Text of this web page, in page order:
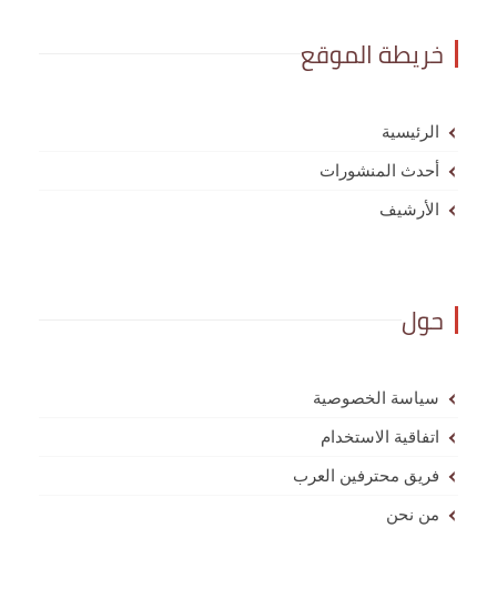
خريطة الموقع
الرئيسية
أحدث المنشورات
الأرشيف
حول
سياسة الخصوصية
اتفاقية الاستخدام
فريق محترفين العرب
من نحن